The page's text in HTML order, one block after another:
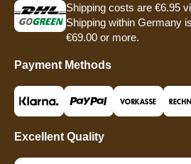
Shipping costs are €6.95
Shipping within Germany
€69.00 or more.
Payment Methods
Excellent Quality